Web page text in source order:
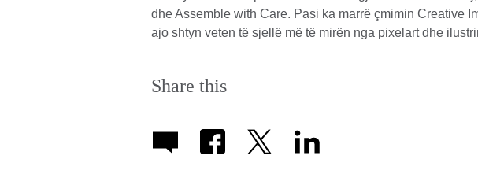
dhe Assemble with Care. Pasi ka marrë çmimin Creative
ajo shtyn veten të sjellë më të mirën nga pixelart dhe
Share this